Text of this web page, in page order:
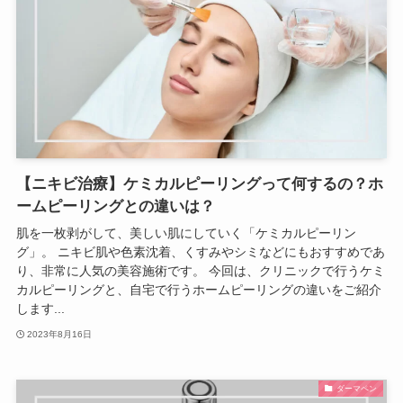
【ニキビ治療】ケミカルピーリングって何するの？ホ
ームピーリングとの違いは？
肌を一枚剥がして、美しい肌にしていく「ケミカルピーリン
グ」。 ニキビ肌や色素沈着、くすみやシミなどにもおすすめであ
り、非常に人気の美容施術です。 今回は、クリニックで行うケミ
カルピーリングと、自宅で行うホームピーリングの違いをご紹介
します...
2023年8月16日
ダーマペン